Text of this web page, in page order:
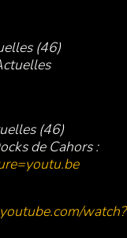
(46)
(46)
de Cahors :
watch?